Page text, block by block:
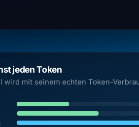
jeden Token
wird mit seinem echten Token-